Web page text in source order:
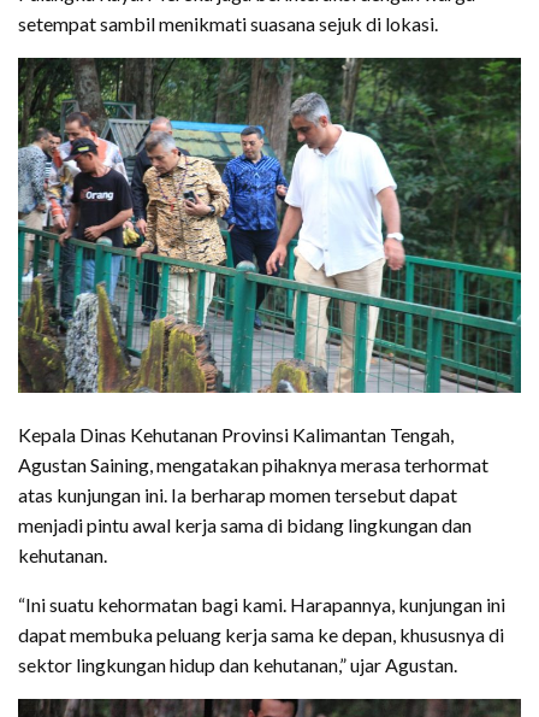
setempat sambil menikmati suasana sejuk di lokasi.
Kepala Dinas Kehutanan Provinsi Kalimantan Tengah,
Agustan Saining, mengatakan pihaknya merasa terhormat
atas kunjungan ini. Ia berharap momen tersebut dapat
menjadi pintu awal kerja sama di bidang lingkungan dan
kehutanan.
“Ini suatu kehormatan bagi kami. Harapannya, kunjungan ini
dapat membuka peluang kerja sama ke depan, khususnya di
sektor lingkungan hidup dan kehutanan,” ujar Agustan.